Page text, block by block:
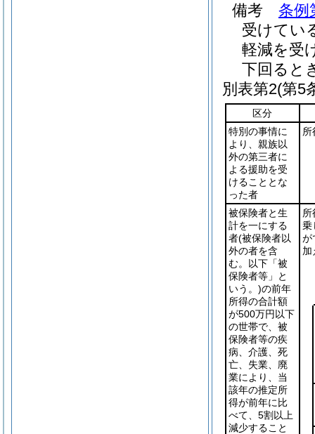
備考 条例
受けてい
軽減を受
下回ると
別表第2(第5
区分
特別の事情に
より、親族以
外の第三者に
よる援助を受
けることとな
った者
所
被保険者と生
計を一にする
者(被保険者以
外の者を含
む。以下「被
保険者等」と
いう。)の前年
所得の合計額
が500万円以下
の世帯で、被
保険者等の疾
病、介護、死
亡、失業、廃
業により、当
該年の推定所
得が前年に比
べて、5割以上
減少すること
所
乗
が
加